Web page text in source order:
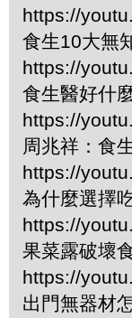
https://
食生10大無
https://
食生醫好什
https://
周兆祥：食
https://
為什麼選擇
https://
果菜露破壞
https://
出門無器材